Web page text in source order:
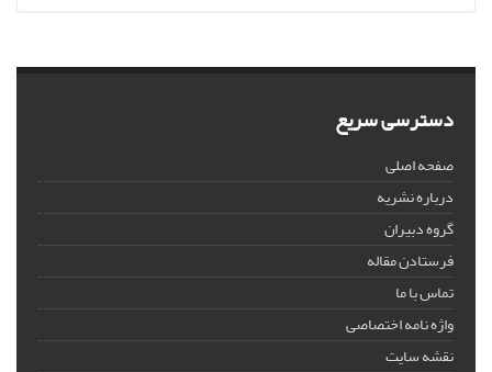
دسترسی سریع
صفحه اصلی
درباره نشریه
گروه دبیران
فرستادن مقاله
تماس با ما
واژه نامه اختصاصی
نقشه سایت